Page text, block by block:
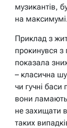
музикантів,
на максимумі.
Приклад з
прокинувся з
показала
– класична
чи гучні баси
вони
не захищати
таких